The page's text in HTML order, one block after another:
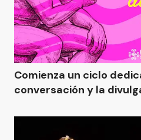
Comienza un ciclo
conversación y la